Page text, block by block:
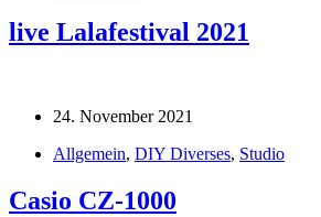
live Lalafestival 2021
24. November 2021
Allgemein, DIY Diverses, Studio
Casio CZ-1000